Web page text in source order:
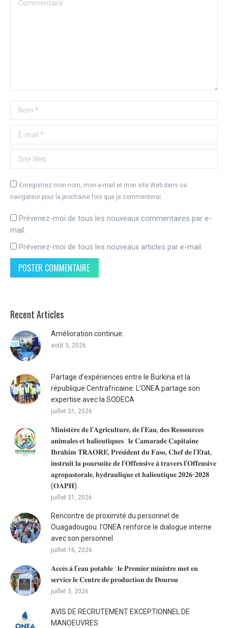
Nom *
E-mail *
Site Web
Enregistrez mon nom, mon e-mail et mon site Web dans ce
navigateur pour la prochaine fois que je commenterai.
Prévenez-moi de tous les nouveaux commentaires par e-
mail.
Prévenez-moi de tous les nouveaux articles par e-mail.
POSTER COMMENTAIRE
Recent Articles
Amélioration continue:
août 3, 2026
Partage d’expériences entre le Burkina et la
république Centrafricaine: L’ONEA partage son
expertise avec la SODECA
juillet 31, 2026
𝐌𝐢𝐧𝐢𝐬𝐭𝐞̀𝐫𝐞 𝐝𝐞 𝐥’𝐀𝐠𝐫𝐢𝐜𝐮𝐥𝐭𝐮𝐫𝐞, 𝐝𝐞 𝐥’𝐄𝐚𝐮, 𝐝𝐞𝐬 𝐑𝐞𝐬𝐬𝐨𝐮𝐫𝐜𝐞𝐬
𝐚𝐧𝐢𝐦𝐚𝐥𝐞𝐬 𝐞𝐭 𝐡𝐚𝐥𝐢𝐞𝐮𝐭𝐢𝐪𝐮𝐞𝐬 : 𝐥𝐞 𝐂𝐚𝐦𝐚𝐫𝐚𝐝𝐞 𝐂𝐚𝐩𝐢𝐭𝐚𝐢𝐧𝐞
𝐈𝐛𝐫𝐚𝐡𝐢𝐦 𝐓𝐑𝐀𝐎𝐑𝐄́, 𝐏𝐫𝐞́𝐬𝐢𝐝𝐞𝐧𝐭 𝐝𝐮 𝐅𝐚𝐬𝐨, 𝐂𝐡𝐞𝐟 𝐝𝐞 𝐥’𝐄́𝐭𝐚𝐭,
𝐢𝐧𝐬𝐭𝐫𝐮𝐢𝐭 𝐥𝐚 𝐩𝐨𝐮𝐫𝐬𝐮𝐢𝐭𝐞 𝐝𝐞 𝐥’𝐎𝐟𝐟𝐞𝐧𝐬𝐢𝐯𝐞 𝐚̀ 𝐭𝐫𝐚𝐯𝐞𝐫𝐬 𝐥’𝐎𝐟𝐟𝐞𝐧𝐬𝐢𝐯𝐞
𝐚𝐠𝐫𝐨𝐩𝐚𝐬𝐭𝐨𝐫𝐚𝐥𝐞, 𝐡𝐲𝐝𝐫𝐚𝐮𝐥𝐢𝐪𝐮𝐞 𝐞𝐭 𝐡𝐚𝐥𝐢𝐞𝐮𝐭𝐢𝐪𝐮𝐞 𝟐𝟎𝟐𝟔-𝟐𝟎𝟐𝟖
(𝐎𝐀𝐏𝐇).
juillet 31, 2026
Rencontre de proximité du personnel de
Ouagadougou: l’ONEA renforce le dialogue interne
avec son personnel
juillet 16, 2026
𝐀𝐜𝐜𝐞̀𝐬 𝐚̀ 𝐥’𝐞𝐚𝐮 𝐩𝐨𝐭𝐚𝐛𝐥𝐞 : 𝐥𝐞 𝐏𝐫𝐞𝐦𝐢𝐞𝐫 𝐦𝐢𝐧𝐢𝐬𝐭𝐫𝐞 𝐦𝐞𝐭 𝐞𝐧
𝐬𝐞𝐫𝐯𝐢𝐜𝐞 𝐥𝐞 𝐂𝐞𝐧𝐭𝐫𝐞 𝐝𝐞 𝐩𝐫𝐨𝐝𝐮𝐜𝐭𝐢𝐨𝐧 𝐝𝐞 𝐃𝐨𝐮𝐫𝐨𝐮
juillet 3, 2026
AVIS DE RECRUTEMENT EXCEPTIONNEL DE
MANOEUVRES